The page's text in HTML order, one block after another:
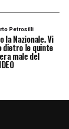
Petrosilli
la Nazionale. Vi
dietro le quinte
male del